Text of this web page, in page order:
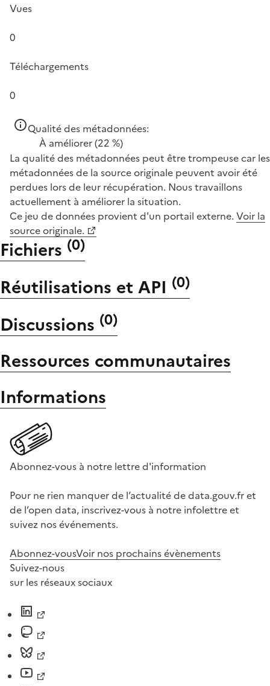
Vues
0
Téléchargements
0
Qualité des métadonnées:
À améliorer(22 %)
La qualité des métadonnées peut être trompeuse car les
métadonnées de la source originale peuvent avoir été
perdues lors de leur récupération. Nous travaillons
actuellement à améliorer la situation.
Ce jeu de données provient d'un portail externe. Voir la
source originale.
Fichiers (0)
Réutilisations et API (0)
Discussions (0)
Ressources communautaires
Informations
Abonnez-vous à notre lettre d'information
Pour ne rien manquer de l’actualité de data.gouv.fr et
de l’open data, inscrivez-vous à notre infolettre et
suivez nos événements.
Abonnez-vousVoir nos prochains évènements
Suivez-nous
sur les réseaux sociaux